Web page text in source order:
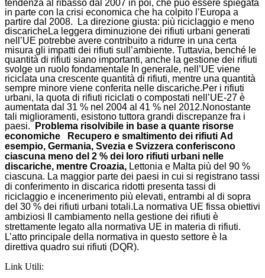
tendenza al ribasso dal 2007 in poi, che può essere spiegata
in parte con la crisi economica che ha colpito l’Europa a
partire dal 2008. La direzione giusta: più riciclaggio e meno
discaricheLa leggera diminuzione dei rifiuti urbani generati
nell’UE potrebbe avere contribuito a ridurre in una certa
misura gli impatti dei rifiuti sull’ambiente. Tuttavia, benché le
quantità di rifiuti siano importanti, anche la gestione dei rifiuti
svolge un ruolo fondamentale In generale, nell’UE viene
riciclata una crescente quantità di rifiuti, mentre una quantità
sempre minore viene conferita nelle discariche.Per i rifiuti
urbani, la quota di rifiuti riciclati o compostati nell’UE-27 è
aumentata dal 31 % nel 2004 al 41 % nel 2012.Nonostante
tali miglioramenti, esistono tuttora grandi discrepanze fra i
paesi.
Problema risolvibile in base a quante risorse
economiche Recupero e smaltimento dei rifiuti Ad
esempio, Germania, Svezia e Svizzera conferiscono
ciascuna meno del 2 % dei loro rifiuti urbani nelle
discariche, mentre Croazia, Lettonia e Malta più del 90 %
ciascuna. La maggior parte dei paesi in cui si registrano tassi
di conferimento in discarica ridotti presenta tassi di
riciclaggio e incenerimento più elevati, entrambi al di sopra
del 30 % dei rifiuti urbani totali.La normativa UE fissa obiettivi
ambiziosi Il cambiamento nella gestione dei rifiuti è
strettamente legato alla normativa UE in materia di rifiuti.
L’atto principale della normativa in questo settore è la
direttiva quadro sui rifiuti (DQR).
Link Utili: